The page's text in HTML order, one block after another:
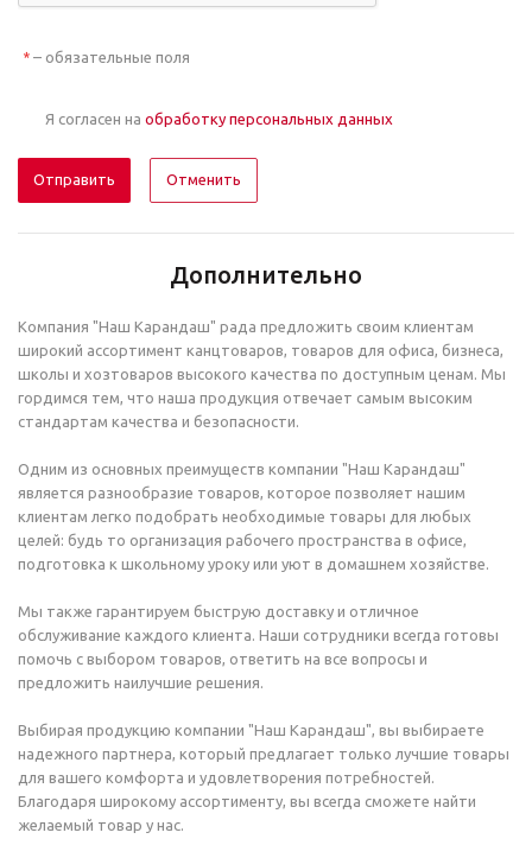
* – обязательные поля
Я согласен на обработку персональных данных
Отменить
Дополнительно
Компания "Наш Карандаш" рада предложить своим клиентам
широкий ассортимент канцтоваров, товаров для офиса, бизнеса,
школы и хозтоваров высокого качества по доступным ценам. Мы
гордимся тем, что наша продукция отвечает самым высоким
стандартам качества и безопасности.
Одним из основных преимуществ компании "Наш Карандаш"
является разнообразие товаров, которое позволяет нашим
клиентам легко подобрать необходимые товары для любых
целей: будь то организация рабочего пространства в офисе,
подготовка к школьному уроку или уют в домашнем хозяйстве.
Мы также гарантируем быструю доставку и отличное
обслуживание каждого клиента. Наши сотрудники всегда готовы
помочь с выбором товаров, ответить на все вопросы и
предложить наилучшие решения.
Выбирая продукцию компании "Наш Карандаш", вы выбираете
надежного партнера, который предлагает только лучшие товары
для вашего комфорта и удовлетворения потребностей.
Благодаря широкому ассортименту, вы всегда сможете найти
желаемый товар у нас.